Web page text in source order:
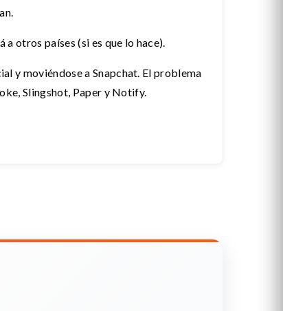
otros países (si es que lo hace).
y moviéndose a Snapchat. El problema
Slingshot, Paper y Notify.